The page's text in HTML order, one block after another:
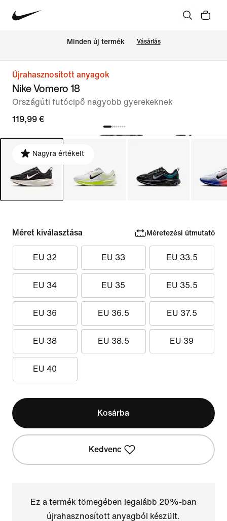
Minden új termék Vásárlás
Újrahasznosított anyagok
Nike Vomero 18
Országúti futócipő nagyobb gyerekeknek
119,99 €
Nagyra értékelt
Méret kiválasztása Méretezési útmutató
EU 32 EU 33 EU 33.5
EU 34 EU 35 EU 35.5
EU 36 EU 36.5 EU 37.5
EU 38 EU 38.5 EU 39
EU 40
Kosárba
Kedvenc
Ez a termék tömegében legalább 20%-ban
újrahasznosított anyagból készült.